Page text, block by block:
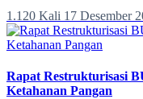
1.120 Kali 17 Desember
Rapat Restrukturisasi
Ketahanan Pangan